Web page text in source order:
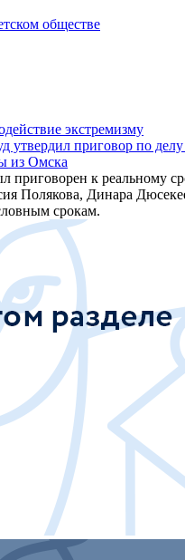
обществе
экстремизму
утвердил приговор по
из Омска
приговорен к реальному
Полякова, Динара
срокам.